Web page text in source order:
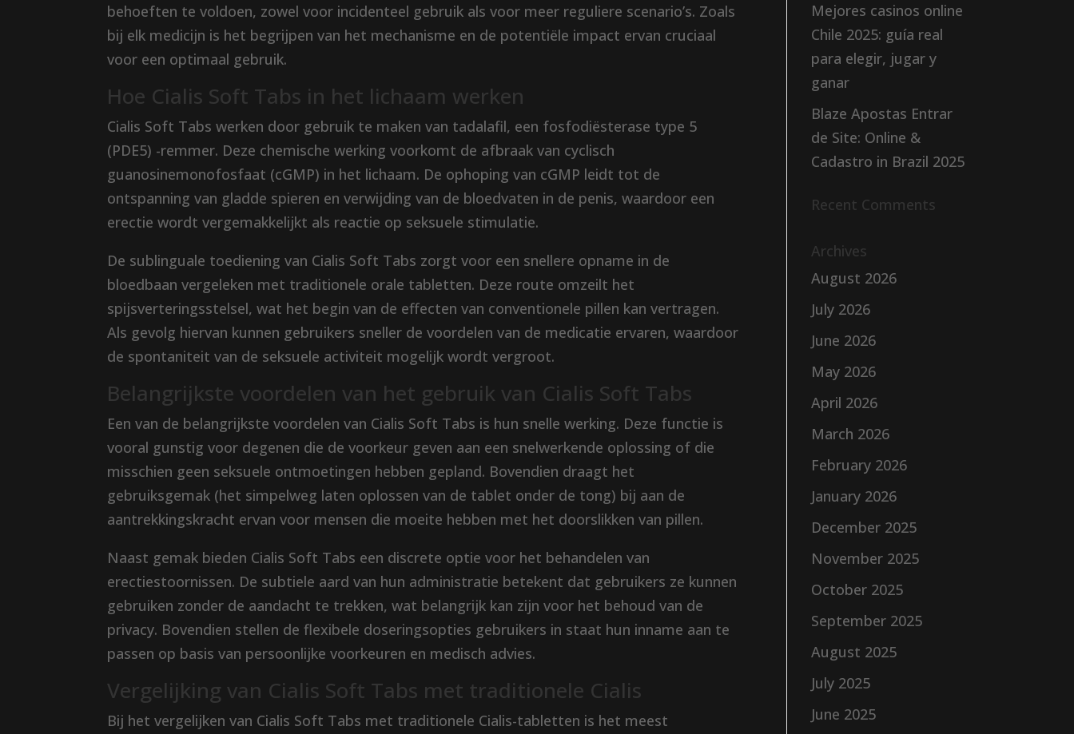
behoeften te voldoen, zowel voor incidenteel gebruik als voor meer reguliere scenario’s. Zoals
bij elk medicijn is het begrijpen van het mechanisme en de potentiële impact ervan cruciaal
voor een optimaal gebruik.
Hoe Cialis Soft Tabs in het lichaam werken
Cialis Soft Tabs werken door gebruik te maken van tadalafil, een fosfodiësterase type 5
(PDE5) -remmer. Deze chemische werking voorkomt de afbraak van cyclisch
guanosinemonofosfaat (cGMP) in het lichaam. De ophoping van cGMP leidt tot de
ontspanning van gladde spieren en verwijding van de bloedvaten in de penis, waardoor een
erectie wordt vergemakkelijkt als reactie op seksuele stimulatie.
De sublinguale toediening van Cialis Soft Tabs zorgt voor een snellere opname in de
bloedbaan vergeleken met traditionele orale tabletten. Deze route omzeilt het
spijsverteringsstelsel, wat het begin van de effecten van conventionele pillen kan vertragen.
Als gevolg hiervan kunnen gebruikers sneller de voordelen van de medicatie ervaren, waardoor
de spontaniteit van de seksuele activiteit mogelijk wordt vergroot.
Belangrijkste voordelen van het gebruik van Cialis Soft Tabs
Een van de belangrijkste voordelen van Cialis Soft Tabs is hun snelle werking. Deze functie is
vooral gunstig voor degenen die de voorkeur geven aan een snelwerkende oplossing of die
misschien geen seksuele ontmoetingen hebben gepland. Bovendien draagt ​​het
gebruiksgemak (het simpelweg laten oplossen van de tablet onder de tong) bij aan de
aantrekkingskracht ervan voor mensen die moeite hebben met het doorslikken van pillen.
Naast gemak bieden Cialis Soft Tabs een discrete optie voor het behandelen van
erectiestoornissen. De subtiele aard van hun administratie betekent dat gebruikers ze kunnen
gebruiken zonder de aandacht te trekken, wat belangrijk kan zijn voor het behoud van de
privacy. Bovendien stellen de flexibele doseringsopties gebruikers in staat hun inname aan te
passen op basis van persoonlijke voorkeuren en medisch advies.
Vergelijking van Cialis Soft Tabs met traditionele Cialis
Bij het vergelijken van Cialis Soft Tabs met traditionele Cialis-tabletten is het meest
Mejores casinos online
Chile 2025: guía real
para elegir, jugar y
ganar
Blaze Apostas Entrar
de Site: Online &
Cadastro in Brazil 2025
Recent Comments
Archives
August 2026
July 2026
June 2026
May 2026
April 2026
March 2026
February 2026
January 2026
December 2025
November 2025
October 2025
September 2025
August 2025
July 2025
June 2025